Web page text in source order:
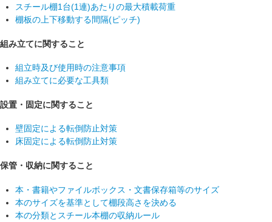
スチール棚1台(1連)あたりの最大積載荷重
棚板の上下移動する間隔(ピッチ)
組み立てに関すること
組立時及び使用時の注意事項
組み立てに必要な工具類
設置・固定に関すること
壁固定による転倒防止対策
床固定による転倒防止対策
保管・収納に関すること
本・書籍やファイルボックス・文書保存箱等のサイズ
本のサイズを基準として棚段高さを決める
本の分類とスチール本棚の収納ルール